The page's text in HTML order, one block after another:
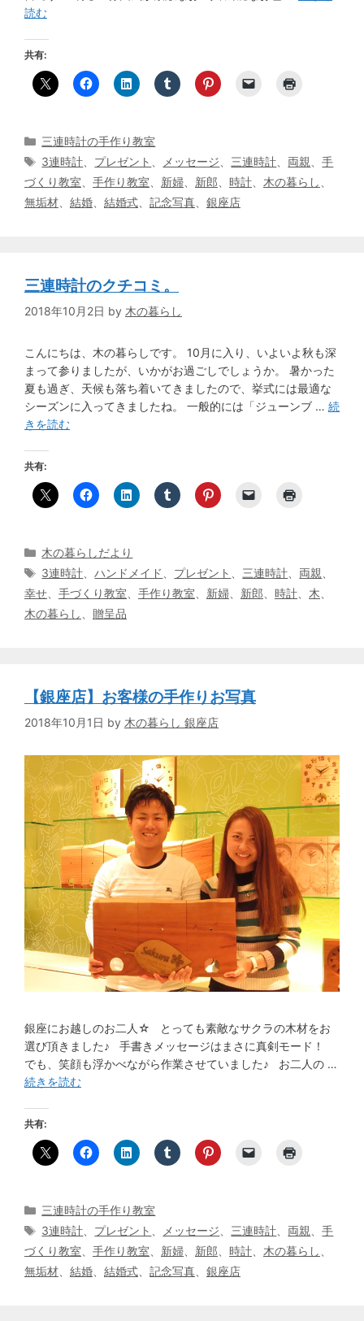
読む
共有:
カ
テ
リ
ー
三連時計の手作り教室
タ
グ
3連時計、 プレゼント 、 メッセージ、三連時計、 両親、手
づくり教室、 手作り教室、 新婦、 新郎、 時計、 木の暮らし、
無垢材、 結婚、 結婚式、 記念写真、 銀座店
三連時計のクチコミ。
2018年10月2日 by 木の暮らし
こんにちは、木の暮らしです。 10月に入り、いよいよ秋も深
まって参りましたが、いかがお過ごしでしょうか。 暑かった
夏も過ぎ、天候も落ち着いてきましたので、挙式には最適な
シーズンに入ってきましたね。 一般的には「ジューンブ … 続
きを読む
共有:
カ
テ
リ
ー
木の暮らしだより
タ
グ
3連時計、ハンドメイド、 プレゼント 、三連時計、 両親、
幸せ、 手づくり教室、 手作り教室、 新婦、 新郎、 時計、 木、
木の暮らし、 贈呈品
【銀座店】お客様の手作りお写真
2018年10月1日 by 木の暮らし 銀座店
銀座にお越しのお二人☆ とっても素敵なサクラの木材をお
選び頂きました♪ 手書きメッセージはまさに真剣モード！
でも、笑顔も浮かべながら作業させていました♪ お二人の …
続きを読む
共有:
カ
テ
リ
ー
三連時計の手作り教室
タ
グ
3連時計、 プレゼント 、 メッセージ、三連時計、 両親、手
づくり教室、 手作り教室、 新婦、 新郎、 時計、 木の暮らし、
無垢材、 結婚、 結婚式、 記念写真、 銀座店